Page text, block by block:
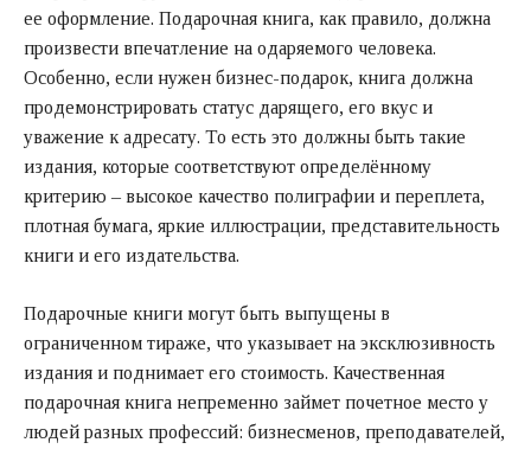
ее оформление. Подарочная книга, как правило, должна
произвести впечатление на одаряемого человека.
Особенно, если нужен бизнес-подарок, книга должна
продемонстрировать статус дарящего, его вкус и
уважение к адресату. То есть это должны быть такие
издания, которые соответствуют определённому
критерию – высокое качество полиграфии и переплета,
плотная бумага, яркие иллюстрации, представительность
книги и его издательства.
Подарочные книги могут быть выпущены в
ограниченном тираже, что указывает на эксклюзивность
издания и поднимает его стоимость. Качественная
подарочная книга непременно займет почетное место у
людей разных профессий: бизнесменов, преподавателей,